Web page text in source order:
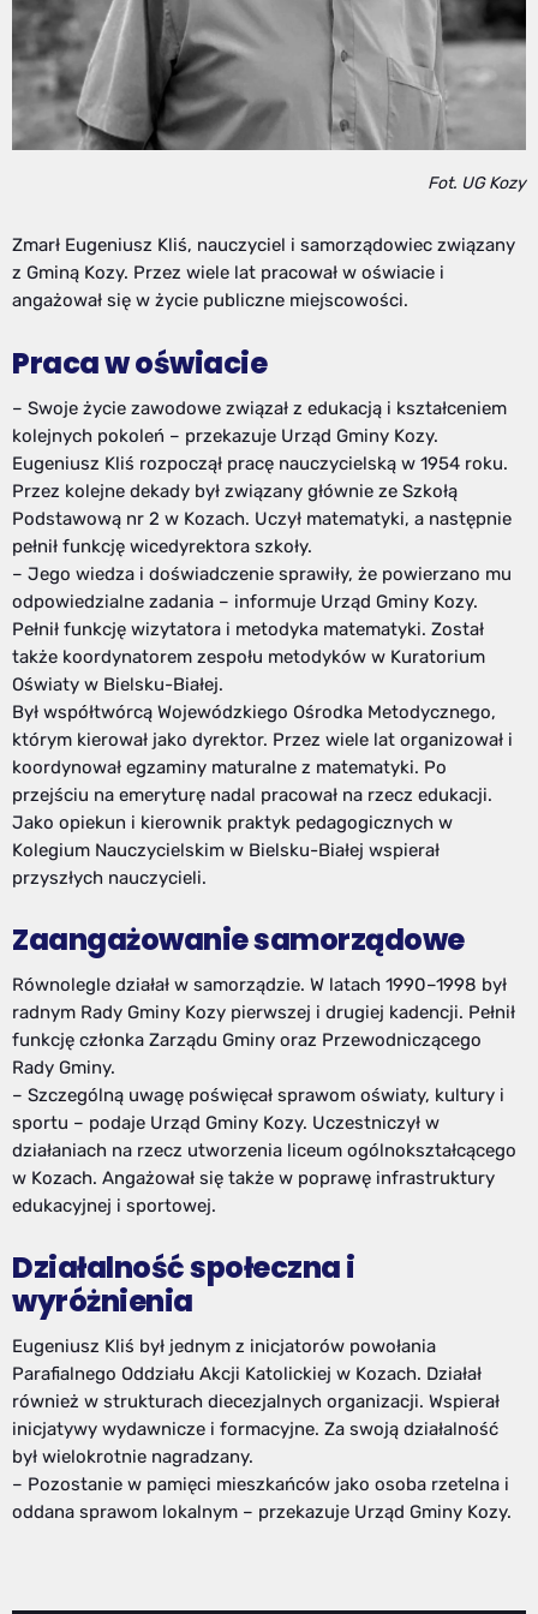
Fot. UG Kozy
Zmarł Eugeniusz Kliś, nauczyciel i samorządowiec związany
z Gminą Kozy. Przez wiele lat pracował w oświacie i
angażował się w życie publiczne miejscowości.
Praca w oświacie
– Swoje życie zawodowe związał z edukacją i kształceniem
kolejnych pokoleń – przekazuje Urząd Gminy Kozy.
Eugeniusz Kliś rozpoczął pracę nauczycielską w 1954 roku.
Przez kolejne dekady był związany głównie ze Szkołą
Podstawową nr 2 w Kozach. Uczył matematyki, a następnie
pełnił funkcję wicedyrektora szkoły.
– Jego wiedza i doświadczenie sprawiły, że powierzano mu
odpowiedzialne zadania – informuje Urząd Gminy Kozy.
Pełnił funkcję wizytatora i metodyka matematyki. Został
także koordynatorem zespołu metodyków w Kuratorium
Oświaty w Bielsku-Białej.
Był współtwórcą Wojewódzkiego Ośrodka Metodycznego,
którym kierował jako dyrektor. Przez wiele lat organizował i
koordynował egzaminy maturalne z matematyki. Po
przejściu na emeryturę nadal pracował na rzecz edukacji.
Jako opiekun i kierownik praktyk pedagogicznych w
Kolegium Nauczycielskim w Bielsku-Białej wspierał
przyszłych nauczycieli.
Zaangażowanie samorządowe
Równolegle działał w samorządzie. W latach 1990–1998 był
radnym Rady Gminy Kozy pierwszej i drugiej kadencji. Pełnił
funkcję członka Zarządu Gminy oraz Przewodniczącego
Rady Gminy.
– Szczególną uwagę poświęcał sprawom oświaty, kultury i
sportu – podaje Urząd Gminy Kozy. Uczestniczył w
działaniach na rzecz utworzenia liceum ogólnokształcącego
w Kozach. Angażował się także w poprawę infrastruktury
edukacyjnej i sportowej.
Działalność społeczna i
wyróżnienia
Eugeniusz Kliś był jednym z inicjatorów powołania
Parafialnego Oddziału Akcji Katolickiej w Kozach. Działał
również w strukturach diecezjalnych organizacji. Wspierał
inicjatywy wydawnicze i formacyjne. Za swoją działalność
był wielokrotnie nagradzany.
– Pozostanie w pamięci mieszkańców jako osoba rzetelna i
oddana sprawom lokalnym – przekazuje Urząd Gminy Kozy.